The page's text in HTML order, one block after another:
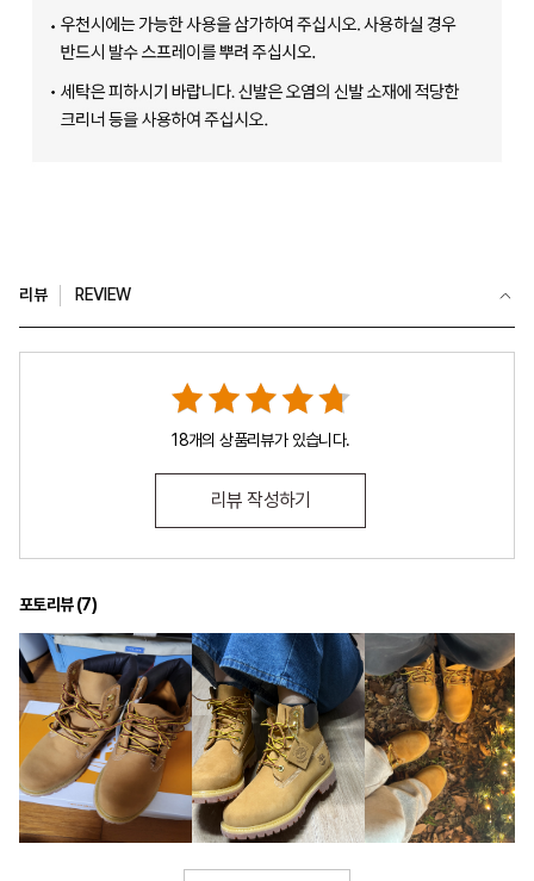
리뷰 REVIEW
18개의 상품리뷰가 있습니다.
리뷰 작성하기
포토리뷰 (7)